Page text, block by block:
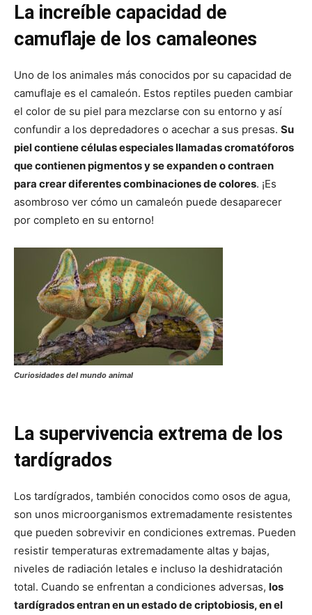
La increíble capacidad de
camuflaje de los camaleones
Uno de los animales más conocidos por su capacidad de
camuflaje es el camaleón. Estos reptiles pueden cambiar
el color de su piel para mezclarse con su entorno y así
confundir a los depredadores o acechar a sus presas. Su
piel contiene células especiales llamadas cromatóforos
que contienen pigmentos y se expanden o contraen
para crear diferentes combinaciones de colores. ¡Es
asombroso ver cómo un camaleón puede desaparecer
por completo en su entorno!
Curiosidades del mundo animal
La supervivencia extrema de los
tardígrados
Los tardígrados, también conocidos como osos de agua,
son unos microorganismos extremadamente resistentes
que pueden sobrevivir en condiciones extremas. Pueden
resistir temperaturas extremadamente altas y bajas,
niveles de radiación letales e incluso la deshidratación
total. Cuando se enfrentan a condiciones adversas, los
tardígrados entran en un estado de criptobiosis, en el